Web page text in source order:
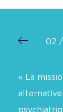
Précédent
02
« La
alternative